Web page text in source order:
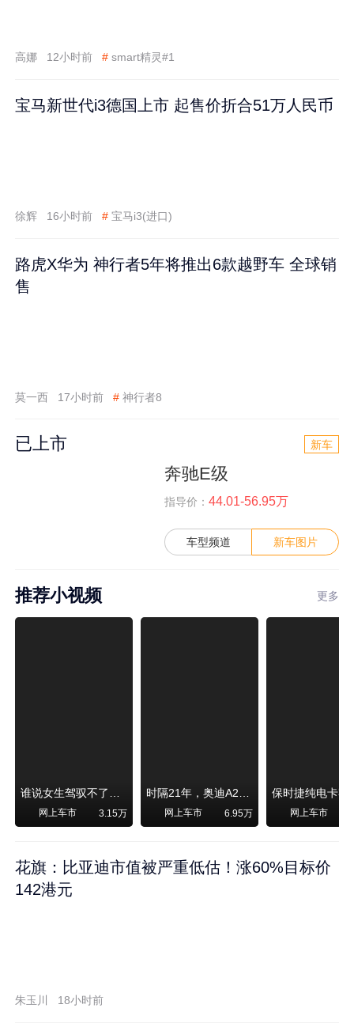
高娜 12小时前 # smart精灵#1
宝马新世代i3德国上市 起售价折合51万人民币
徐辉 16小时前 # 宝马i3(进口)
路虎X华为 神行者5年将推出6款越野车 全球销
售
莫一西 17小时前 # 神行者8
已上市 新车
奔驰E级
指导价： 44.01-56.95万
车型频道 新车图片
推荐小视频 更多
谁说女生驾驭不了大SUV？看我开问界M6驰骋坝上草原！
网上车市 3.15万
时隔21年，奥迪A2强势归来！
网上车市 6.95万 网上车市
花旗：比亚迪市值被严重低估！涨60%目标价
142港元
朱玉川 18小时前